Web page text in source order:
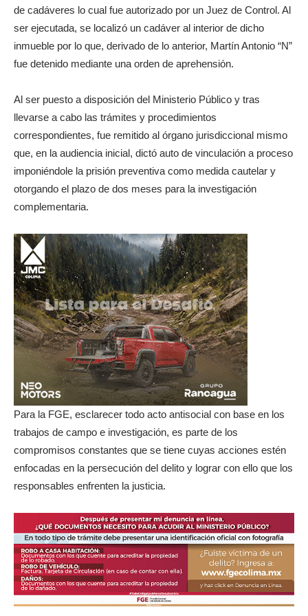
de cadáveres lo cual fue autorizado por un Juez de Control. Al
ser ejecutada, se localizó un cadáver al interior de dicho
inmueble por lo que, derivado de lo anterior, Martín Antonio “N”
fue detenido mediante una orden de aprehensión.
Al ser puesto a disposición del Ministerio Público y tras
llevarse a cabo las trámites y procedimientos
correspondientes, fue remitido al órgano jurisdiccional mismo
que, en la audiencia inicial, dictó auto de vinculación a proceso
imponiéndole la prisión preventiva como medida cautelar y
otorgando el plazo de dos meses para la investigación
complementaria.
Para la FGE, esclarecer todo acto antisocial con base en los
trabajos de campo e investigación, es parte de los
compromisos constantes que se tiene cuyas acciones estén
enfocadas en la persecución del delito y lograr con ello que los
responsables enfrenten la justicia.